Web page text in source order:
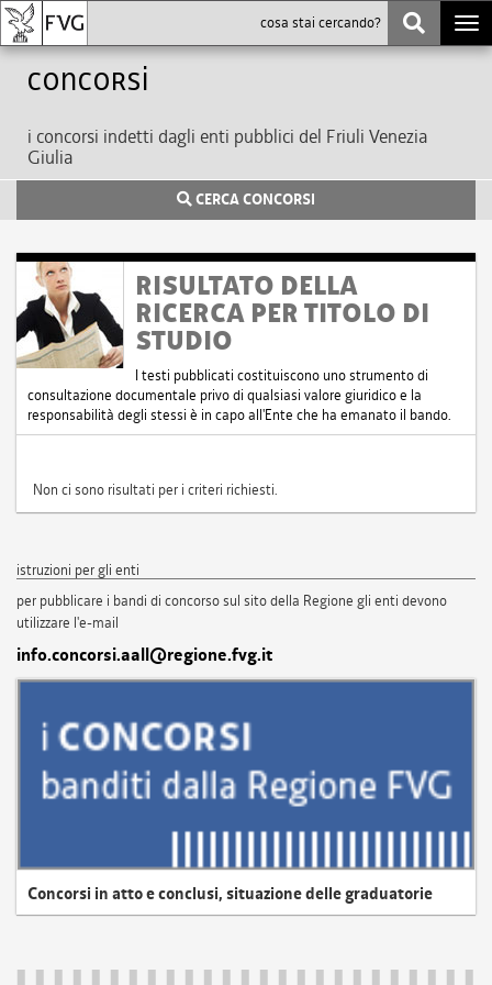
Concorsi
i concorsi indetti dagli enti pubblici del Friuli Venezia
Giulia
CERCA CONCORSI
RISULTATO DELLA
RICERCA PER TITOLO DI
STUDIO
I testi pubblicati costituiscono uno strumento di
consultazione documentale privo di qualsiasi valore giuridico e la
responsabilità degli stessi è in capo all'Ente che ha emanato il bando.
Non ci sono risultati per i criteri richiesti.
istruzioni per gli enti
per pubblicare i bandi di concorso sul sito della Regione gli enti devono
utilizzare l'e-mail
info.concorsi.aall@regione.fvg.it
Concorsi in atto e conclusi, situazione delle graduatorie